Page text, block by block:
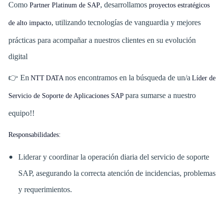
Como Partner Platinum de SAP, desarrollamos proyectos estratégicos
de alto impacto, utilizando tecnologías de vanguardia y mejores
prácticas para acompañar a nuestros clientes en su evolución
digital
👉 EnNTT DATA nos encontramos en la búsqueda de un/a Líder de
Servicio de Soporte de Aplicaciones SAP para sumarse a nuestro
equipo!!
Responsabilidades:
Liderar y coordinar la operación diaria del servicio de soporte
SAP, asegurando la correcta atención de incidencias, problemas
y requerimientos.